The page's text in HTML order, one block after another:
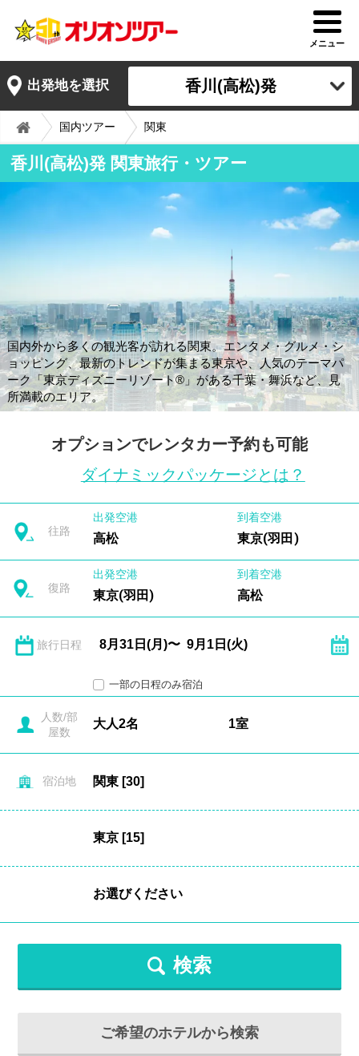
メニュー
出発地を選択 香川(高松)発
国内ツアー 関東
香川(高松)発 関東旅行・ツアー
国内外から多くの観光客が訪れる関東。エンタメ・グルメ・シ
ョッピング、最新のトレンドが集まる東京や、人気のテーマパ
ーク「東京ディズニーリゾート®」がある千葉・舞浜など、見
所満載のエリア。
オプションでレンタカー予約も可能
ダイナミックパッケージとは？
往路
出発空港
高松
到着空港
東京(羽田)
復路
出発空港
東京(羽田)
到着空港
高松
旅行日程
一部の日程のみ宿泊
人数/部
屋数
宿泊地
検索
ご希望のホテルから検索